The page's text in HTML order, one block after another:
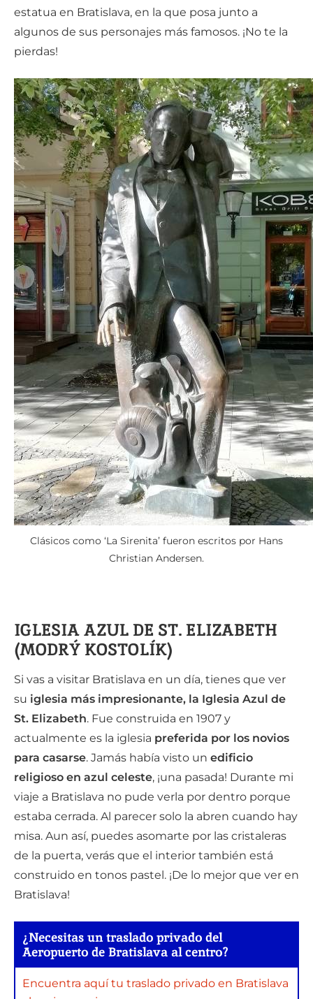
estatua en Bratislava, en la que posa junto a
algunos de sus personajes más famosos. ¡No te la
pierdas!
Clásicos como ‘La Sirenita’ fueron escritos por Hans
Christian Andersen.
IGLESIA AZUL DE ST. ELIZABETH
(MODRÝ KOSTOLÍK)
Si vas a visitar Bratislava en un día, tienes que ver
su iglesia más impresionante, la Iglesia Azul de
St. Elizabeth. Fue construida en 1907 y
actualmente es la iglesia preferida por los novios
para casarse. Jamás había visto un edificio
religioso en azul celeste, ¡una pasada! Durante mi
viaje a Bratislava no pude verla por dentro porque
estaba cerrada. Al parecer solo la abren cuando hay
misa. Aun así, puedes asomarte por las cristaleras
de la puerta, verás que el interior también está
construido en tonos pastel. ¡De lo mejor que ver en
Bratislava!
¿Necesitas un traslado privado del
Aeropuerto de Bratislava al centro?
Encuentra aquí tu traslado privado en Bratislava